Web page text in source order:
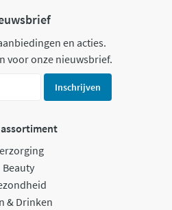
en acties.
voor onze nieuwsbrief.
Inschrijven
Beauty
& Drinken